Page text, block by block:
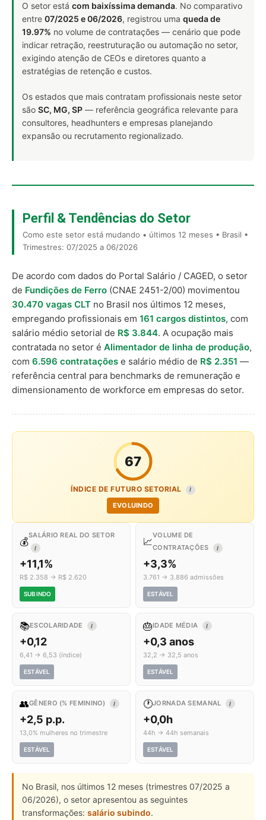
O setor está com baixíssima demanda. No comparativo
entre 07/2025 e 06/2026, registrou uma queda de
19.97% no volume de contratações — cenário que pode
indicar retração, reestruturação ou automação no setor,
exigindo atenção de CEOs e diretores quanto a
estratégias de retenção e custos.
Os estados que mais contratam profissionais neste setor
são SC, MG, SP — referência geográfica relevante para
consultores, headhunters e empresas planejando
expansão ou recrutamento regionalizado.
Perfil & Tendências do Setor
Como este setor está mudando • últimos 12 meses • Brasil •
Trimestres: 07/2025 a 06/2026
De acordo com dados do Portal Salário / CAGED, o setor
de Fundições de Ferro (CNAE 2451-2/00) movimentou
30.470 vagas CLT no Brasil nos últimos 12 meses,
empregando profissionais em 161 cargos distintos, com
salário médio setorial de R$ 3.844. A ocupação mais
contratada no setor é Alimentador de linha de produção,
com 6.596 contratações e salário médio de R$ 2.351 —
referência central para benchmarks de remuneração e
dimensionamento de workforce em empresas do setor.
67
ÍNDICE DE FUTURO SETORIAL I
EVOLUINDO
💰
SALÁRIO REAL DO SETOR
I
+11,1%
R$ 2.358 → R$ 2.620
SUBINDO
📈
VOLUME DE
CONTRATAÇÕES
I
+3,3%
3.761 → 3.886 admissões
ESTÁVEL
📚ESCOLARIDADE I
+0,12
6,41 → 6,53 (índice)
ESTÁVEL
🎂IDADE MÉDIA I
+0,3 anos
32,2 → 32,5 anos
ESTÁVEL
👥GÊNERO (% FEMININO) I
+2,5 p.p.
13,0% mulheres no trimestre
ESTÁVEL
🕐JORNADA SEMANAL I
+0,0h
44h → 44h semanais
ESTÁVEL
No Brasil, nos últimos 12 meses (trimestres 07/2025 a
06/2026), o setor apresentou as seguintes
transformações: salário subindo.